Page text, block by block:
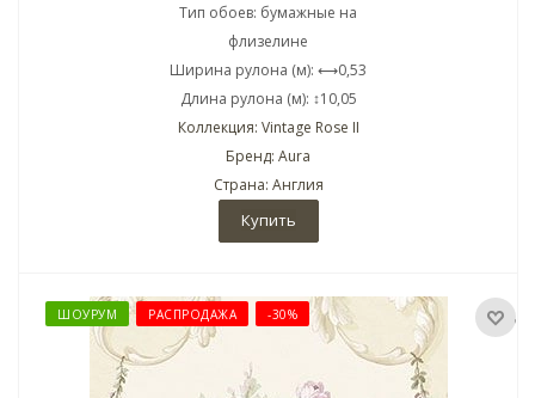
Тип обоев: бумажные на
флизелине
Ширина рулона (м): ⟷0,53
Длина рулона (м): ↕10,05
Коллекция: Vintage Rose II
Бренд: Aura
Страна: Англия
Купить
ШОУРУМ РАСПРОДАЖА -30%